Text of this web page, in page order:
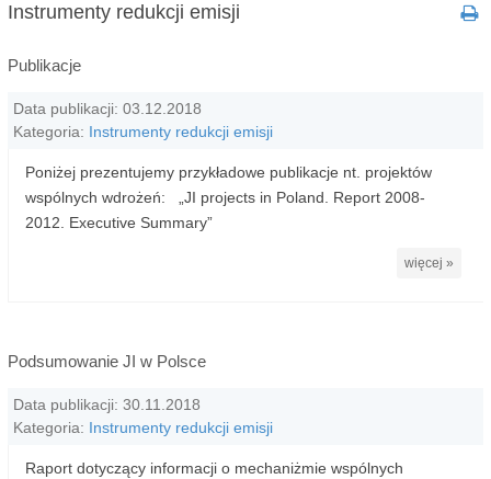
Instrumenty redukcji emisji
Publikacje
Data publikacji: 03.12.2018
Kategoria: Instrumenty redukcji emisji
Poniżej prezentujemy przykładowe publikacje nt. projektów
wspólnych wdrożeń: „JI projects in Poland. Report 2008-
2012. Executive Summary”
więcej »
Podsumowanie JI w Polsce
Data publikacji: 30.11.2018
Kategoria: Instrumenty redukcji emisji
Raport dotyczący informacji o mechaniżmie wspólnych